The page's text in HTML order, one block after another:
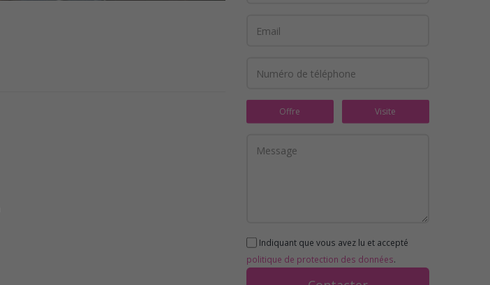
Offre Visite
Indiquant que vous avez lu et accepté
politique de protection des données.